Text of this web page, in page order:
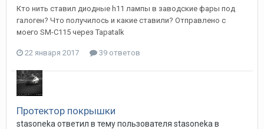
Кто нить ставил диодные h11 лампы в заводские фары под
галоген? Что получилось и какие ставили? Отправлено с
моего SM-C115 через Tapatalk
22 января 2017 39 ответов
Протектор покрышки
stasoneka ответил в тему пользователя stasoneka в